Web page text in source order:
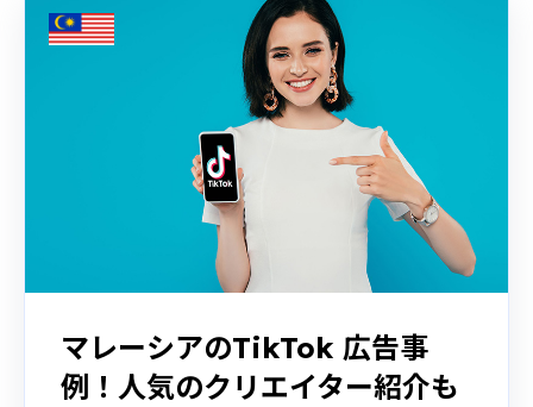
マレーシアのTikTok 広告事
例！人気のクリエイター紹介も